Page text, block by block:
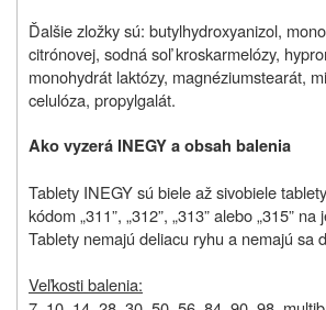
Ďalšie zložky sú: butylhydroxyanizol,
citrónovej, sodná soľ kroskarmelózy,
monohydrát laktózy, magnéziumstearát,
celulóza, propylgalát.
Ako vyzerá INEGY a obsah balenia
Tablety INEGY sú biele až sivobiele
kódom „311”, „312”, „313” alebo „315”
Tablety nemajú deliacu ryhu a nemajú sa
Veľkosti balenia: